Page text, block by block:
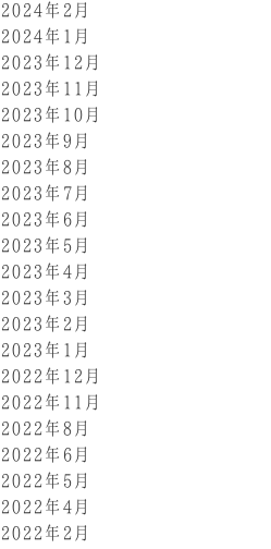
2024年2月
2024年1月
2023年12月
2023年11月
2023年10月
2023年9月
2023年8月
2023年7月
2023年6月
2023年5月
2023年4月
2023年3月
2023年2月
2023年1月
2022年12月
2022年11月
2022年8月
2022年6月
2022年5月
2022年4月
2022年2月